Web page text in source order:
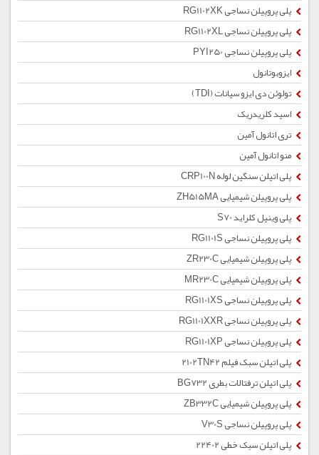
پلی پروپیلن نساجی RG1102XK
پلی پروپیلن نساجی RG1102XL
پلی پروپیلن نساجی PYI250
ایزوبوتانول
تولوئن دی ایزو سیانات (TDI)
اسید کلریدریک
تری اتانول آمین
منو اتانول آمین
پلی اتیلن سنگین لوله CRP100N
پلی پروپیلن شیمیایی ZH515MA
پلی وینیل کلراید S70
پلی پروپیلن نساجی RG1101S
پلی پروپیلن شیمیایی ZR230C
پلی پروپیلن شیمیایی MR230C
پلی پروپیلن نساجی RG1101XS
پلی پروپیلن نساجی RG1101XXR
پلی پروپیلن نساجی RG1101XP
پلی اتیلن سبک فیلم 2102TN42
پلی اتیلن ترفتالات بطری BG732
پلی پروپیلن شیمیایی ZB332C
پلی پروپیلن نساجی V30S
پلی اتیلن سبک خطی 22402